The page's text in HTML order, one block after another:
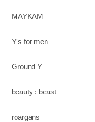
MAYKAM
Y's for men
Ground Y
beauty : beast
roargans